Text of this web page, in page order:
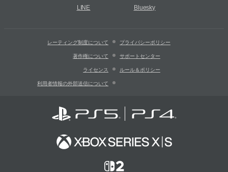
LINE Bluesky
レーティング制度について プライバシーポリシー
著作権について サポートセンター
ライセンス ルール＆ポリシー
利用者情報の外部送信について